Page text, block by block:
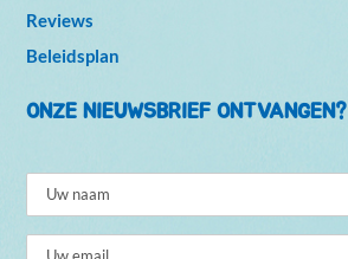
Reviews
Beleidsplan
ONZE NIEUWSBRIEF ONTVANGEN?